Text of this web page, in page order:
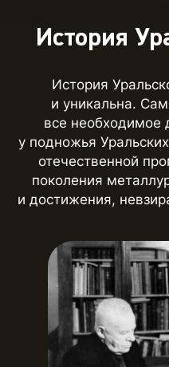
История
История
и уникальна.
все необходимое
у подножья
отечественной
поколения
и достижения,